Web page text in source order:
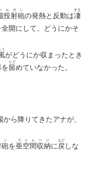
投
ル
射
ガ
砲
ン
の発熱と反動は凄
すさ
開にして、どうにかそ
風
う
がどうにか収まったとき
留
とど
めていなかった。
から降りてきたアナが、
砲
ン
を亜
ス
空
ト
間
レ
収
ー
納
ジ
に 戻
もど
しな